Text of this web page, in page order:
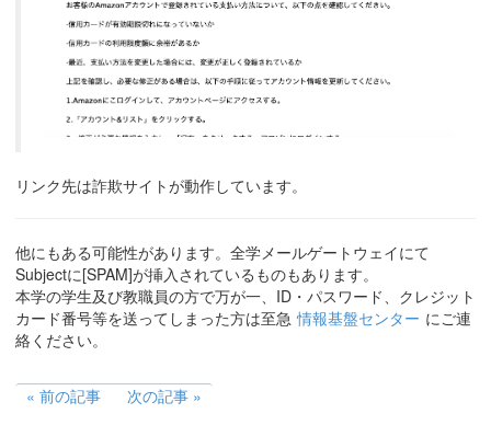
リンク先は詐欺サイトが動作しています。
他にもある可能性があります。全学メールゲートウェイにて
Subjectに[SPAM]が挿入されているものもあります。
本学の学生及び教職員の方で万が一、ID・パスワード、クレジット
カード番号等を送ってしまった方は至急 情報基盤センター にご連
絡ください。
前の記事 次の記事